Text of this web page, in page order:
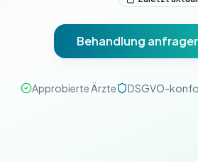
Behandlung
Approbierte Ärzte DSGVO-